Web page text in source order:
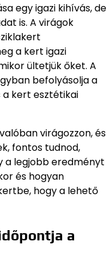
egy igazi kihívás, de
is. A virágok
a kert igazi
ültetjük őket. A
befolyásolja a
a kert esztétikai
virágozzon, és
fontos tudnod,
a legjobb eredményt
és hogyan
hogy a lehető
a